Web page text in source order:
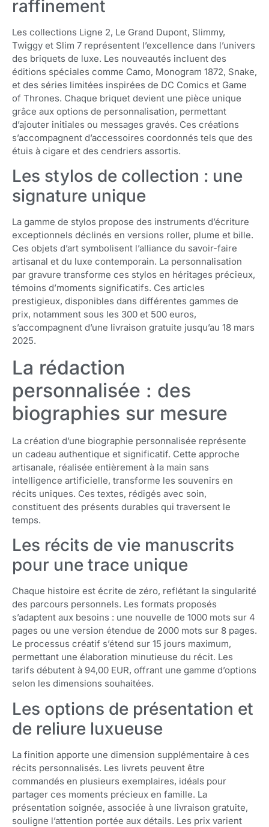
raffinement
Les collections Ligne 2, Le Grand Dupont, Slimmy,
Twiggy et Slim 7 représentent l’excellence dans l’univers
des briquets de luxe. Les nouveautés incluent des
éditions spéciales comme Camo, Monogram 1872, Snake,
et des séries limitées inspirées de DC Comics et Game
of Thrones. Chaque briquet devient une pièce unique
grâce aux options de personnalisation, permettant
d’ajouter initiales ou messages gravés. Ces créations
s’accompagnent d’accessoires coordonnés tels que des
étuis à cigare et des cendriers assortis.
Les stylos de collection : une
signature unique
La gamme de stylos propose des instruments d’écriture
exceptionnels déclinés en versions roller, plume et bille.
Ces objets d’art symbolisent l’alliance du savoir-faire
artisanal et du luxe contemporain. La personnalisation
par gravure transforme ces stylos en héritages précieux,
témoins d’moments significatifs. Ces articles
prestigieux, disponibles dans différentes gammes de
prix, notamment sous les 300 et 500 euros,
s’accompagnent d’une livraison gratuite jusqu’au 18 mars
2025.
La rédaction
personnalisée : des
biographies sur mesure
La création d’une biographie personnalisée représente
un cadeau authentique et significatif. Cette approche
artisanale, réalisée entièrement à la main sans
intelligence artificielle, transforme les souvenirs en
récits uniques. Ces textes, rédigés avec soin,
constituent des présents durables qui traversent le
temps.
Les récits de vie manuscrits
pour une trace unique
Chaque histoire est écrite de zéro, reflétant la singularité
des parcours personnels. Les formats proposés
s’adaptent aux besoins : une nouvelle de 1000 mots sur 4
pages ou une version étendue de 2000 mots sur 8 pages.
Le processus créatif s’étend sur 15 jours maximum,
permettant une élaboration minutieuse du récit. Les
tarifs débutent à 94,00 EUR, offrant une gamme d’options
selon les dimensions souhaitées.
Les options de présentation et
de reliure luxueuse
La finition apporte une dimension supplémentaire à ces
récits personnalisés. Les livrets peuvent être
commandés en plusieurs exemplaires, idéals pour
partager ces moments précieux en famille. La
présentation soignée, associée à une livraison gratuite,
souligne l’attention portée aux détails. Les prix varient